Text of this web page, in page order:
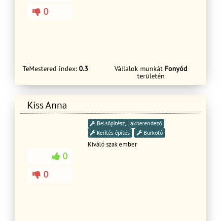
0
TeMestered index: 0.3 Vállalok munkát Fonyód
területén
Kiss Anna
0
0
Belsőpítész, Lakberendező
Kerítés építés
Burkoló
Kiváló szak ember